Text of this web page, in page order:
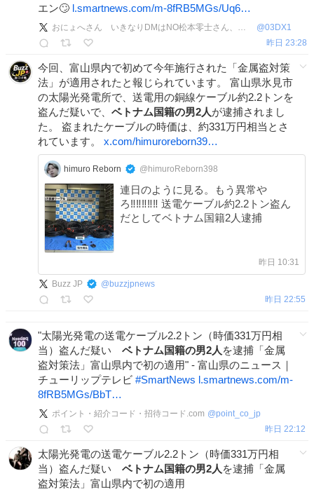
エン🙄 l.smartnews.com/m-8fRB5MGs/Uq6…
おにょへさん いきなりDMはNO松本零士さん、水木一郎さん、団時朗さんは永遠 @03DX1
昨日 23:28
今回、富山県内で初めて今年施行された「金属盗対策
法」が適用されたと報じられています。 富山県氷見市
の太陽光発電所で、送電用の銅線ケーブル約2.2トンを
盗んだ疑いで、 ベトナム国籍の男2人が逮捕されまし
た。 盗まれたケーブルの時価は、約331万円相当とさ
れています。 x.com/himuroreborn39…
himuro Reborn @himuroReborn398
連日のように見る。もう異常や
ろ‼︎‼︎‼︎‼︎‼︎ 送電ケーブル約2.2トン盗ん
だとしてベトナム国籍2人逮捕
昨日 10:31
Buzz JP @buzzjpnews
昨日 22:55
"太陽光発電の送電ケーブル2.2トン（時価331万円相
当）盗んだ疑い ベトナム国籍の男2人 を逮捕「金属
盗対策法」富山県内で初の適用" - 富山県のニュース｜
チューリップテレビ #SmartNews l.smartnews.com/m-
8fRB5MGs/BbT…
ポイント・紹介コード・招待コード.com @point_co_jp
昨日 22:12
太陽光発電の送電ケーブル2.2トン（時価331万円相
当）盗んだ疑い ベトナム国籍の男2人 を逮捕「金属
盗対策法」富山県内で初の適用